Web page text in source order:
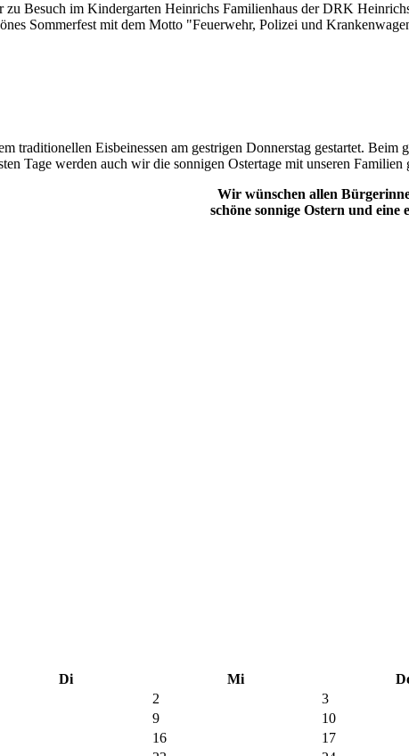
Besuch im Kindergarten Heinrichs Familienhaus der DRK
Sommerfestmit dem Motto "Feuerwehr, Polizei und
traditionellen Eisbeinessen am gestrigen Donnerstag gestartet.
Tage werden auch wir die sonnigen Ostertage mit unseren
Wir wünschen allen
schöne sonnige Ostern und
Di Mi
2 3
9 10
16 17